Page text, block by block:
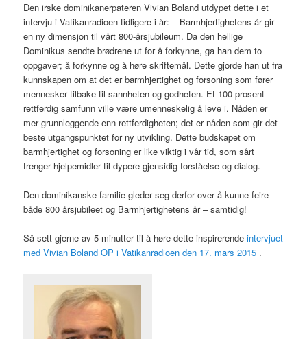
Den irske dominikanerpateren Vivian Boland utdypet dette i et
intervju i Vatikanradioen tidligere i år: – Barmhjertighetens år gir
en ny dimensjon til vårt 800-årsjubileum. Da den hellige
Dominikus sendte brødrene ut for å forkynne, ga han dem to
oppgaver; å forkynne og å høre skriftemål. Dette gjorde han ut fra
kunnskapen om at det er barmhjertighet og forsoning som fører
mennesker tilbake til sannheten og godheten. Et 100 prosent
rettferdig samfunn ville være umenneskelig å leve i. Nåden er
mer grunnleggende enn rettferdigheten; det er nåden som gir det
beste utgangspunktet for ny utvikling. Dette budskapet om
barmhjertighet og forsoning er like viktig i vår tid, som sårt
trenger hjelpemidler til dypere gjensidig forståelse og dialog.
Den dominikanske familie gleder seg derfor over å kunne feire
både 800 årsjubileet og Barmhjertighetens år – samtidig!
Så sett gjerne av 5 minutter til å høre dette inspirerendeintervjuet
med Vivian Boland OP i Vatikanradioen den 17. mars 2015 .